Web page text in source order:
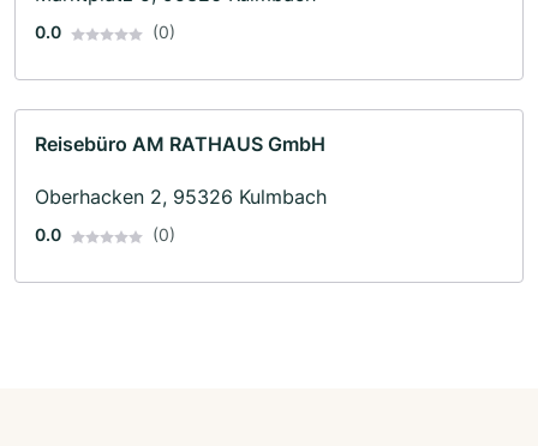
0.0 (0)
Reisebüro AM RATHAUS GmbH
Oberhacken 2, 95326 Kulmbach
0.0 (0)